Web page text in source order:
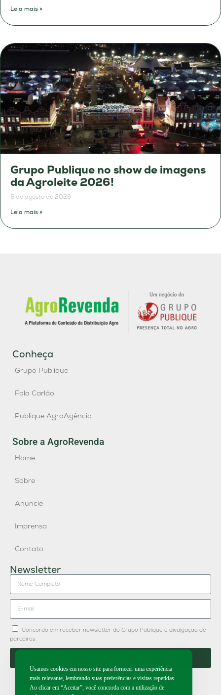
Leia mais »
Grupo Publique no show de imagens
da Agroleite 2026!
6 de agosto de 2026
Leia mais »
Conheça
Grupo Publique
Fala Carlão
Publique AgroAgência
Sobre a AgroRevenda
Home
Sobre
Anuncie
Imprensa
Contato
Newsletter
Concordo em receber newsletter do Grupo Publique e divulgação de
parceiros.
Usamos cookies em nosso site para fornecer uma experiência
mais relevante, lembrando suas preferências e visitas repetidas.
Ao clicar em “Aceitar”, você concorda com a utilização de